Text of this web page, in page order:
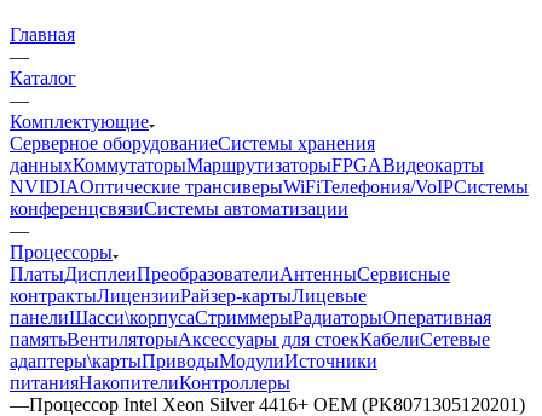
Главная
—
Каталог
—
Комплектующие
Серверное оборудованиеСистемы хранения
данныхКоммутаторыМаршрутизаторыFPGAВидеокарты
NVIDIAОптические трансиверыWiFiТелефония/VoIPСистемы
конференцсвязиСистемы автоматизации
—
Процессоры
ПлатыДисплеиПреобразователиАнтенныСервисные
контрактыЛицензииРайзер-картыЛицевые
панелиШасси\корпусаСтриммерыРадиаторыОперативная
памятьВентиляторыАксессуары для стоекКабелиСетевые
адаптеры\картыПриводыМодулиИсточники
питанияНакопителиКонтроллеры
—Процессор Intel Xeon Silver 4416+ OEM (PK8071305120201)